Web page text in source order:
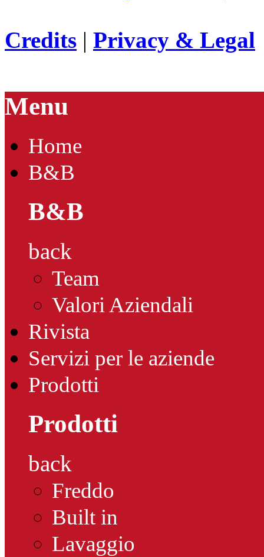
Credits | Privacy & Legal
Menu
Home
B&B
B&B
back
Team
Valori Aziendali
Rivista
Servizi per le aziende
Prodotti
Prodotti
back
Freddo
Built in
Lavaggio